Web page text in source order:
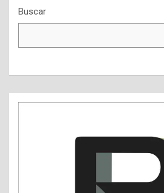
Buscar